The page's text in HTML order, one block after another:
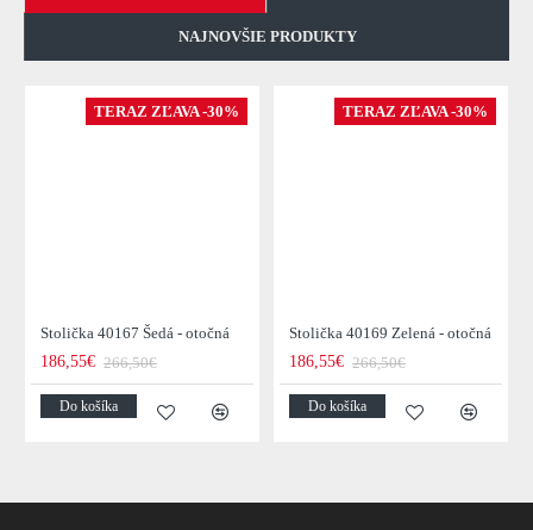
NAJNOVŠIE PRODUKTY
TERAZ ZĽAVA -30%
Stolička 40167 Šedá - otočná
186,55€ 266,50€
Do košíka
TERAZ ZĽAVA -30%
Stolička 40169 Zelená - otočná
186,55€ 266,50€
Do košíka